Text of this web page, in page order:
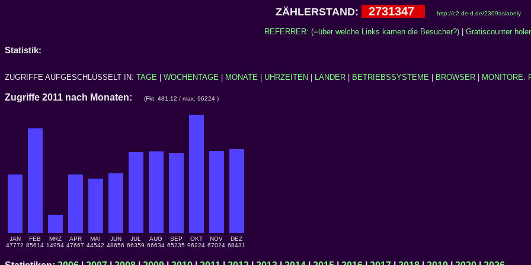
ZÄHLERSTAND: 2731347 http://c2.de-d.de/2309asiaonly
REFERRER: (=über welche Links kamen die Besucher?)| Gratiscounter
Statistik:
ZUGRIFFE AUFGESCHLÜSSELT IN: TAGE WOCHENTAGE MONATE UHRZEITEN LÄNDER BETRIEBSSYSTEME BROWSER MONITORE:
Zugriffe 2011 nach Monaten: (Fkt: 481.12 / max: 96224 )
JAN
47772
FEB
85614
MRZ
14954
APR
47667
MAI
44542
JUN
48656
JUL
66359
AUG
66634
SEP
65235
OKT
96224
NOV
67024
DEZ
68431